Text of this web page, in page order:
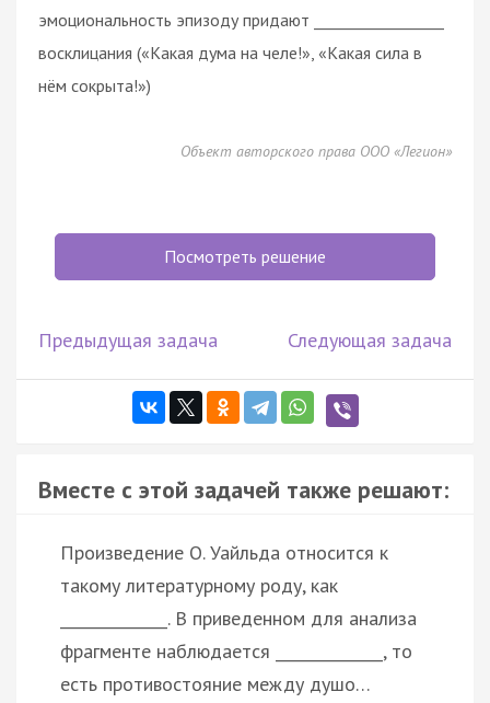
эмоциональность эпизоду придают _________________
восклицания («Какая дума на челе!», «Какая сила в
нём сокрыта!»)
Объект авторского права ООО «Легион»
Посмотреть решение
Предыдущая задача Следующая задача
Вместе с этой задачей также решают:
Произведение О. Уайльда относится к
такому литературному роду, как
______________. В приведенном для анализа
фрагменте наблюдается ______________, то
есть противостояние между душо…